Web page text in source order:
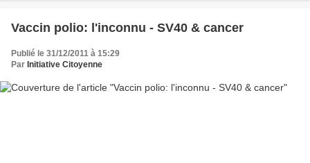
Vaccin polio: l'inconnu - SV40 & cancer
Publié le 31/12/2011 à 15:29
Par Initiative Citoyenne